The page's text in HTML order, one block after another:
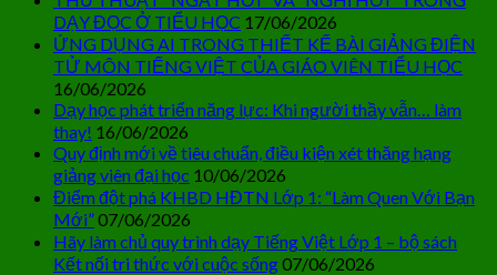
DẠY ĐỌC Ở TIỂU HỌC 17/06/2026
ỨNG DỤNG AI TRONG THIẾT KẾ BÀI GIẢNG ĐIỆN
TỬ MÔN TIẾNG VIỆT CỦA GIÁO VIÊN TIỂU HỌC
16/06/2026
Dạy học phát triển năng lực: Khi người thầy vẫn… làm
thay! 16/06/2026
Quy định mới về tiêu chuẩn, điều kiện xét thăng hạng
giảng viên đại học 10/06/2026
Điểm đột phá KHBD HĐTN Lớp 1: “Làm Quen Với Bạn
Mới”07/06/2026
Hãy làm chủ quy trình dạy Tiếng Việt Lớp 1 – bộ sách
Kết nối tri thức với cuộc sống07/06/2026